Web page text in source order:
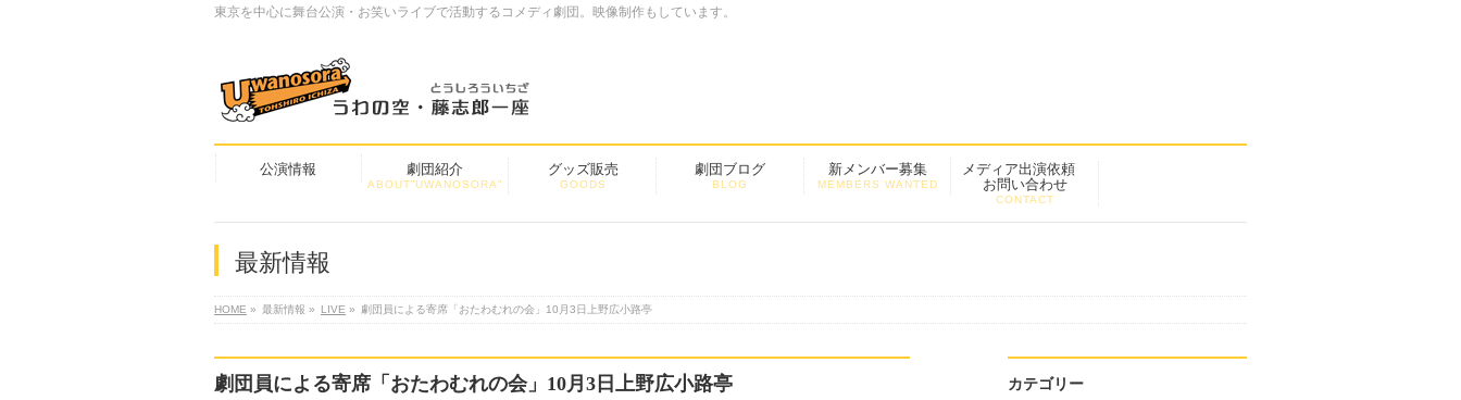
東京を中心に舞台公演・お笑いライブで活動するコメディ劇団。映像制作もしています。
公演情報 劇団紹介
ABOUT”UWANOSORA”
グッズ販売
GOODS
劇団ブログ
BLOG
新メンバー募集
MEMBERS WANTED
メディア出演依頼
お問い合わせ
CONTACT
最新情報
HOME » 最新情報 » LIVE » 劇団員による寄席「おたわむれの会」10月3日上野広小路亭
劇団員による寄席「おたわむれの会」10月3日上野広小路亭 カテゴリー